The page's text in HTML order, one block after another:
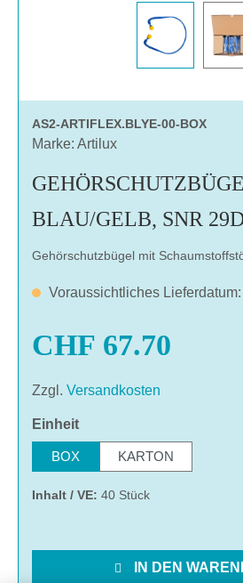
AS2-ARTIFLEX.BLYE-00-BOX
Marke: Artilux
BLAU/GELB, SNR
Gehörschutzbügel mit
Voraussichtliches
CHF 67.70
Zzgl. Versandkosten
Einheitauswählen
BOX KARTON
Inhalt / VE: 40 Stück
IN DEN